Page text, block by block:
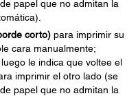
papel que no admitan la
corto) para imprimir su
cara manualmente;
le indica que voltee el
imprimir el otro lado (se
papel que no admitan la